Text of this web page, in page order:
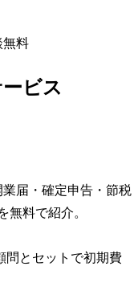
無料
ビス
届・確定申告・節税
無料で紹介。
問とセットで初期費